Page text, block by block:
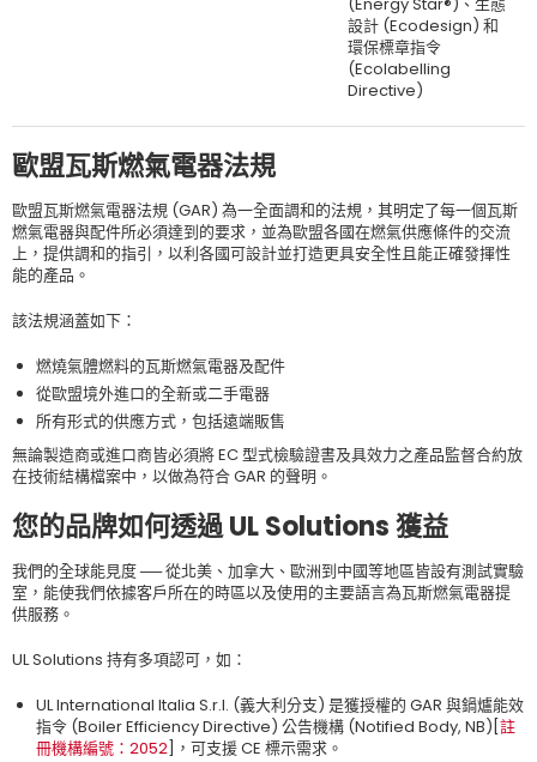
設計 (Ecodesign) 和
環保標章指令
(Ecolabelling
Directive)
歐盟瓦斯燃氣電器法規
歐盟瓦斯燃氣電器法規 (GAR) 為一全面調和的法規，其明定了每一個瓦斯
燃氣電器與配件所必須達到的要求，並為歐盟各國在燃氣供應條件的交流
上，提供調和的指引，以利各國可設計並打造更具安全性且能正確發揮性
能的產品。
該法規涵蓋如下：
燃燒氣體燃料的瓦斯燃氣電器及配件
從歐盟境外進口的全新或二手電器
所有形式的供應方式，包括遠端販售
無論製造商或進口商皆必須將 EC 型式檢驗證書及具效力之產品監督合約放
在技術結構檔案中，以做為符合 GAR 的聲明。
您的品牌如何透過 UL Solutions 獲益
我們的全球能見度 ── 從北美、加拿大、歐洲到中國等地區皆設有測試實驗
室，能使我們依據客戶所在的時區以及使用的主要語言為瓦斯燃氣電器提
供服務。
UL Solutions 持有多項認可，如：
UL International Italia S.r.l. (義大利分支) 是獲授權的 GAR 與鍋爐能效
指令 (Boiler Efficiency Directive) 公告機構 (Notified Body, NB)[註
冊機構編號：2052]，可支援 CE 標示需求。